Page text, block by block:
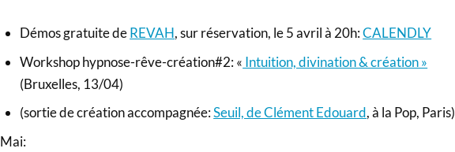
Démos gratuite deREVAH, sur réservation, le 5 avril à 20h:CALENDLY
Workshop hypnose-rêve-création#2: « Intuition, divination & création »
(Bruxelles, 13/04)
(sortie de création accompagnée:Seuil, de Clément Edouard, à la Pop, Paris)
Mai: